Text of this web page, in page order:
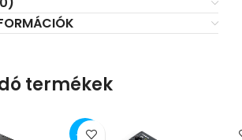
termékek
-13%